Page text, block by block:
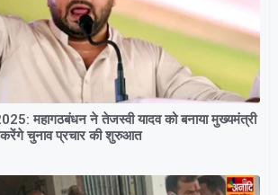
महागठबंधन ने तेजस्वी यादव को बनाया मुख्यमंत्री
चुनाव प्रचार की शुरुआत